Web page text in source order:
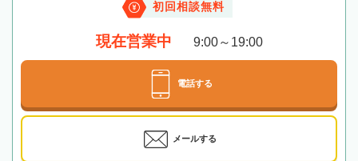
初回相談無料
現在営業中 9:00～19:00
電話する
メールする